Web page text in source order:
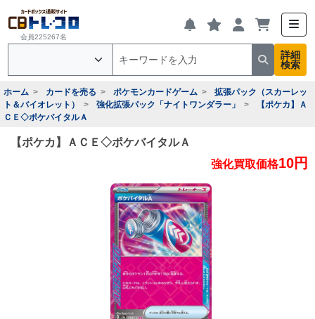
会員225267名
詳細
検索
ホーム カードを売る ポケモンカードゲーム
拡張パック（スカーレッ
ト＆バイオレット）
強化拡張パック「ナイトワンダラー」
【ポケカ】Ａ
ＣＥ◇ポケバイタルＡ
【ポケカ】ＡＣＥ◇ポケバイタルＡ
強化買取価格10円